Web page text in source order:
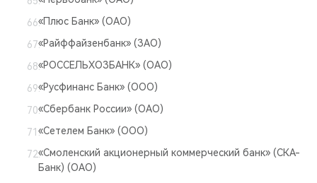
«Плюс Банк» (ОАО)
«Райффайзенбанк» (ЗАО)
«РОССЕЛЬХОЗБАНК» (ОАО)
«Русфинанс Банк» (ООО)
«Сбербанк России» (ОАО)
«Сетелем Банк» (ООО)
«Смоленский акционерный коммерческий банк» (СКА-
Банк) (ОАО)